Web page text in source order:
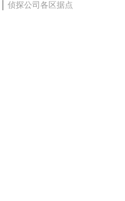
│侦探公司各区据点